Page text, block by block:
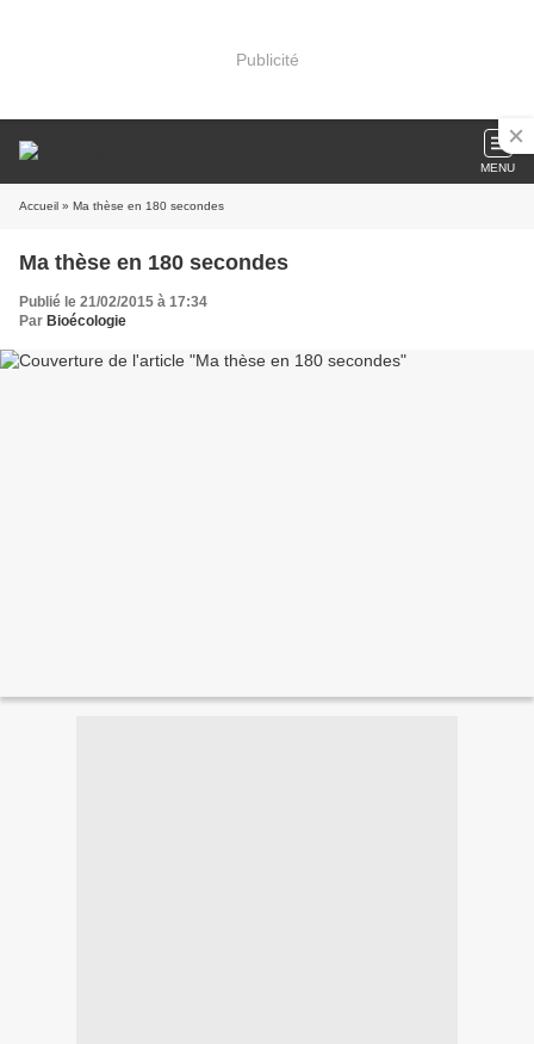
Publicité
MENU
Accueil » Ma thèse en 180 secondes
Ma thèse en 180 secondes
Publié le 21/02/2015 à 17:34
Par Bioécologie